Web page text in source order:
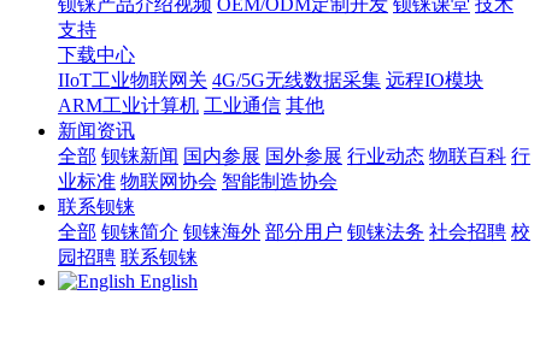
钡铼产品介绍视频 OEM/ODM定制开发 钡铼课堂 技术
支持
下载中心
IIoT工业物联网关 4G/5G无线数据采集 远程IO模块
ARM工业计算机 工业通信 其他
新闻资讯
全部 钡铼新闻 国内参展 国外参展 行业动态 物联百科 行
业标准 物联网协会 智能制造协会
联系钡铼
全部 钡铼简介 钡铼海外 部分用户 钡铼法务 社会招聘 校
园招聘 联系钡铼
English